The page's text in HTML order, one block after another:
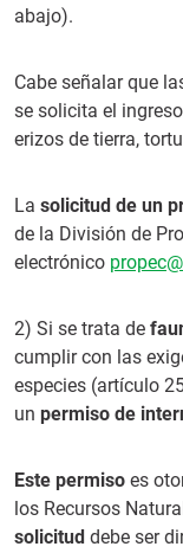
abajo).
Cabe señalar que
se solicita el
erizos de tierra,
La solicitud de un
de la División de
electrónico
2) Si se trata de
cumplir con las
especies (artículo
un permiso de
Este permiso es
los Recursos
solicitud debe ser